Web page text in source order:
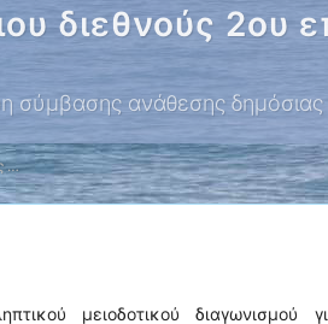
διεθνούς 2ου
ανάθεσης
…
μειοδοτικού διαγωνισμού